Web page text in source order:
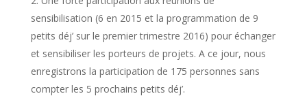
sensibilisation (6 en 2015 et la programmation de 9
petits déj’ sur le premier trimestre 2016) pour échanger
et sensibiliser les porteurs de projets. A ce jour, nous
enregistrons la participation de 175 personnes sans
compter les 5 prochains petits déj’.